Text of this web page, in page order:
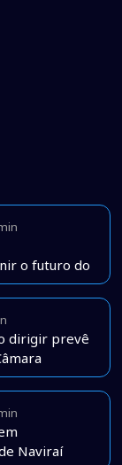
o futuro do
dirigir prevê
Naviraí